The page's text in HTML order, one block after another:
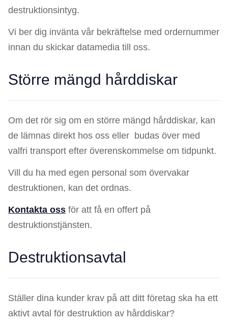
destruktionsintyg.
Vi ber dig invänta vår bekräftelse med ordernummer
innan du skickar datamedia till oss.
Större mängd hårddiskar
Om det rör sig om en större mängd hårddiskar, kan
de lämnas direkt hos oss eller budas över med
valfri transport efter överenskommelse om tidpunkt.
Vill du ha med egen personal som övervakar
destruktionen, kan det ordnas.
Kontakta oss för att få en offert på
destruktionstjänsten.
Destruktionsavtal
Ställer dina kunder krav på att ditt företag ska ha ett
aktivt avtal för destruktion av hårddiskar?